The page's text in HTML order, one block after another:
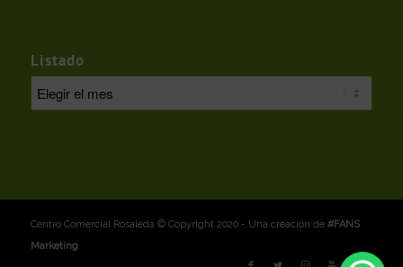
Listado
Centro Comercial Rosaleda © Copyright 2020 - Una creación de #FANS
Marketing